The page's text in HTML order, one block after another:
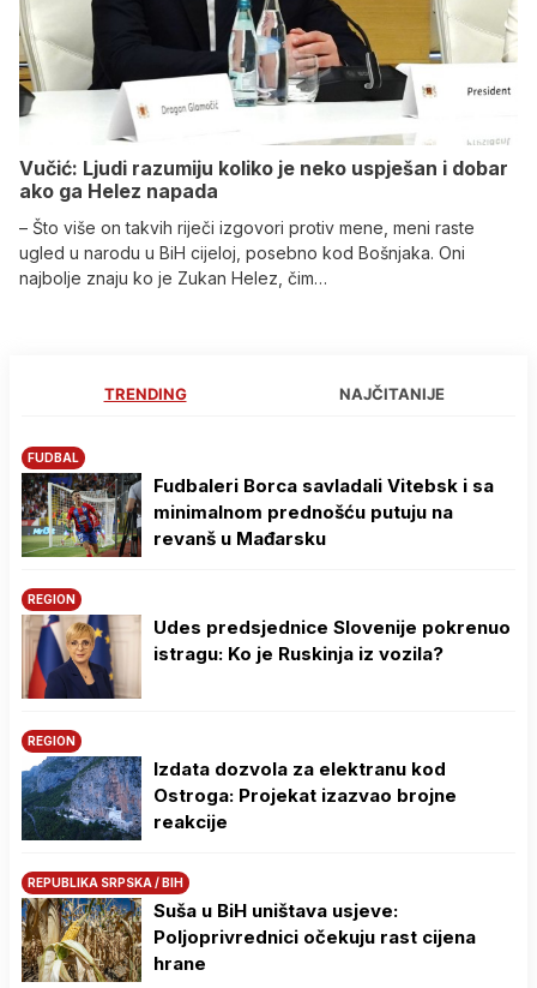
Vučić: Ljudi razumiju koliko je neko uspješan i dobar
ako ga Helez napada
– Što više on takvih riječi izgovori protiv mene, meni raste
ugled u narodu u BiH cijeloj, posebno kod Bošnjaka. Oni
najbolje znaju ko je Zukan Helez, čim…
TRENDING NAJČITANIJE
FUDBAL
Fudbaleri Borca savladali Vitebsk i sa
minimalnom prednošću putuju na
revanš u Mađarsku
REGION
Udes predsjednice Slovenije pokrenuo
istragu: Ko je Ruskinja iz vozila?
REGION
Izdata dozvola za elektranu kod
Ostroga: Projekat izazvao brojne
reakcije
REPUBLIKA SRPSKA / BIH
Suša u BiH uništava usjeve:
Poljoprivrednici očekuju rast cijena
hrane